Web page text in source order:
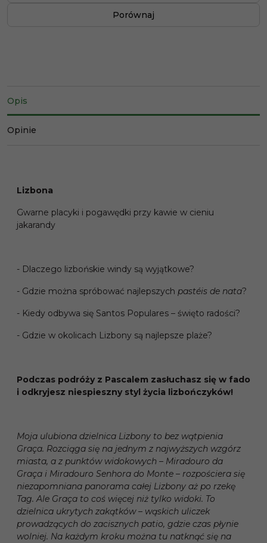
Porównaj
Opis
Opinie
Lizbona
Gwarne placyki i pogawędki przy kawie w cieniu
jakarandy
- Dlaczego lizbońskie windy są wyjątkowe?
- Gdzie można spróbować najlepszych pastéis de nata?
- Kiedy odbywa się Santos Populares – święto radości?
- Gdzie w okolicach Lizbony są najlepsze plaże?
Podczas podróży z Pascalem zasłuchasz się w fado
i odkryjesz niespieszny styl życia lizbończyków!
Moja ulubiona dzielnica Lizbony to bez wątpienia
Graça. Rozciąga się na jednym z najwyższych wzgórz
miasta, a z punktów widokowych – Miradouro da
Graça i Miradouro Senhora do Monte – rozpościera się
niezapomniana panorama całej Lizbony aż po rzekę
Tag. Ale Graça to coś więcej niż tylko widoki. To
dzielnica ukrytych zakątków – wąskich uliczek
prowadzących do zacisznych patio, gdzie czas płynie
wolniej. Na każdym kroku można tu natknąć się na